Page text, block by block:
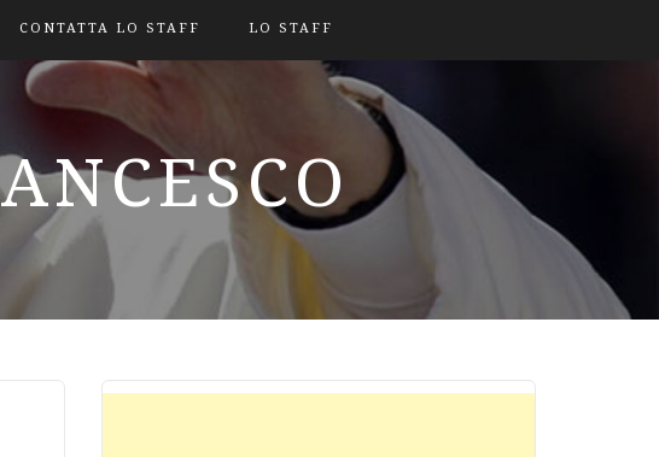
CONTATTA LO STAFF LO STAFF